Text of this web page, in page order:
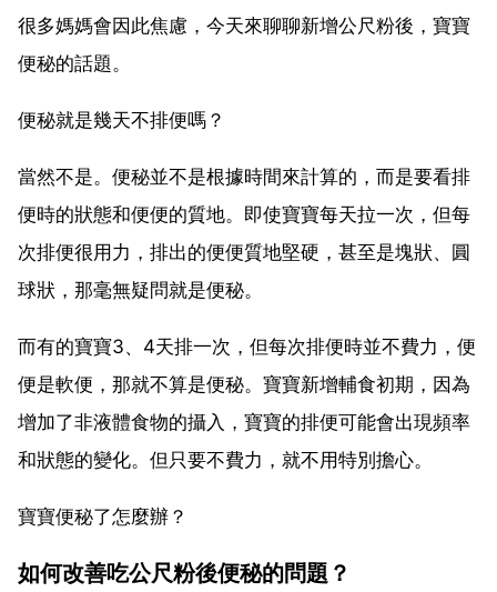
很多媽媽會因此焦慮，今天來聊聊新增公尺粉後，寶寶
便秘的話題。
便秘就是幾天不排便嗎？
當然不是。便秘並不是根據時間來計算的，而是要看排
便時的狀態和便便的質地。即使寶寶每天拉一次，但每
次排便很用力，排出的便便質地堅硬，甚至是塊狀、圓
球狀，那毫無疑問就是便秘。
而有的寶寶3、4天排一次，但每次排便時並不費力，便
便是軟便，那就不算是便秘。寶寶新增輔食初期，因為
增加了非液體食物的攝入，寶寶的排便可能會出現頻率
和狀態的變化。但只要不費力，就不用特別擔心。
寶寶便秘了怎麼辦？
如何改善吃公尺粉後便秘的問題？